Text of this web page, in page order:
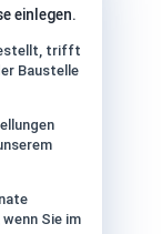
einlegen.
trifft
Baustelle
Sie im
1 Liter